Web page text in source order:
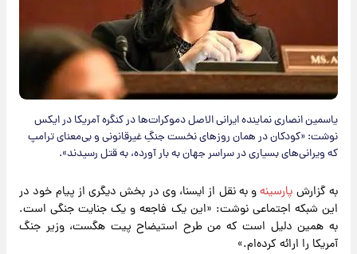
یاسمین انصاری نماینده ایرانی الاصل دموکرات‌ها در کنگره آمریکا در ایکس
نوشت: «کودکان در همان روزهای نخست جنگِ غیرقانونی و بی‌معنای ترامپ
که ویرانی‌های بسیاری در سراسر جهان به بار آورده، به قتل رسیدند».
به گزارش پارسینهو به نقل از ایسنا، وی در بخش دیگری از پیام خود در
این شبکه اجتماعی نوشت: «این یک فاجعه و یک جنایت جنگی است.
به همین دلیل است که من طرح استیضاح پیت هگست، وزیر جنگ
آمریکا را ارائه کرده‌ام.»